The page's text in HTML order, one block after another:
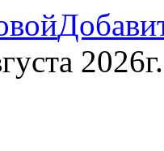
2026г.